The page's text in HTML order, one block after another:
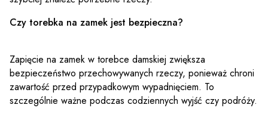
Czy torebka na zamek jest bezpieczna?
Zapięcie na zamek w torebce damskiej zwiększa
bezpieczeństwo przechowywanych rzeczy, ponieważ chroni
zawartość przed przypadkowym wypadnięciem. To
szczególnie ważne podczas codziennych wyjść czy podróży.